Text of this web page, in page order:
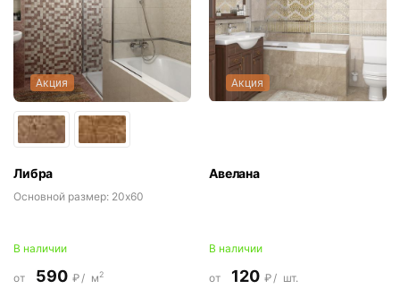
Акция
Либра
Основной размер: 20x60
В наличии
от 590 ₽/ м2
Акция
Авелана
В наличии
от 120 ₽/ шт.